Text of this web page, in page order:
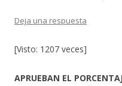
Deja una respuesta
[Visto: 1207 veces]
APRUEBAN EL